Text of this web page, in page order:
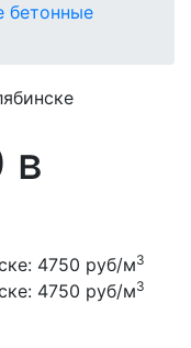
бетонные
в
4750 руб/м3
4750 руб/м3